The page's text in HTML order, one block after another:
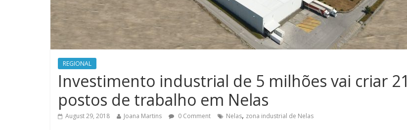
REGIONAL
Investimento industrial de 5 milhões vai criar 21
postos de trabalho em Nelas
August 29, 2018 Joana Martins 0 Comment Nelas, zona industrial de Nelas